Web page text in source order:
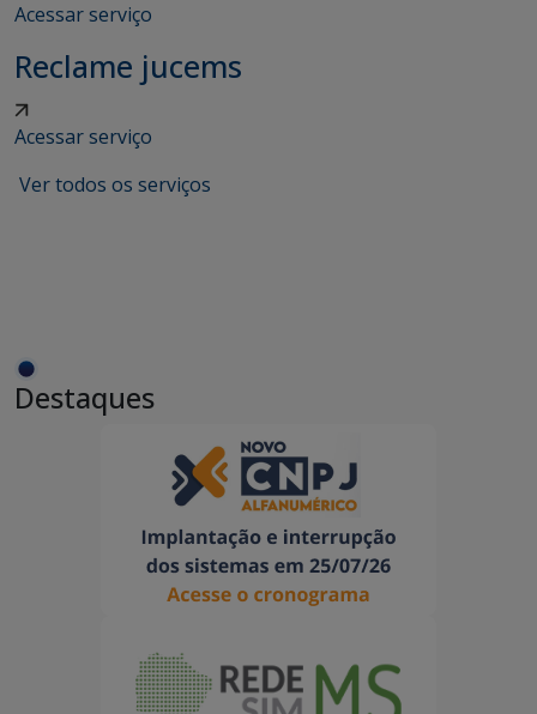
Acessar serviço
Reclame jucems
Acessar serviço
Ver todos os serviços
Destaques